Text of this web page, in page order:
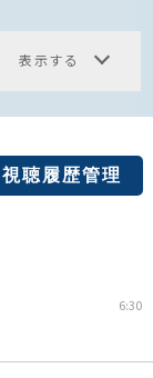
視聴履歴管理
6:30